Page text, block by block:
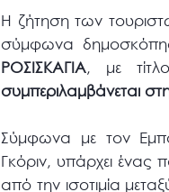
H ζήτηση των
σύμφωνα
ΡΟΣΙΣΚΑΓΙΑ, με
συμπεριλαμβάνεται
Σύμφωνα με τον
Γκόριν, υπάρχει ένας
από την ισοτιμία